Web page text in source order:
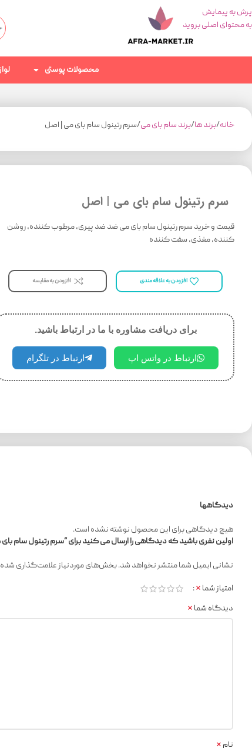
پرش به پیمایش
به محتوای اصلی بروید
محصولات پوستی
خانه برند ها برند سام بای می سرم رتینول سام بای می | اصل
سرم رتینول سام بای می | اصل
قیمت و خرید سرم رتینول سام بای می ضد ضد پیری، مرطوب کننده، روشن
کننده، مغذی، سفت کننده
افزودن به علاقه مندی افزودن به مقایسه
برای دریافت مشاوره با ما در ارتباط باشید.
ارتباط در واتس اپ ارتباط در تلگرام
دیدگاهها
هیچ دیدگاهی برای این محصول نوشته نشده است.
اولین نفری باشید که دیدگاهی را ارسال می کنید برای “سرم رتینول سام
نشانی ایمیل شما منتشر نخواهد شد.بخش‌های موردنیاز علامت‌گذاری
امتیاز شما *
دیدگاه شما *
نام *